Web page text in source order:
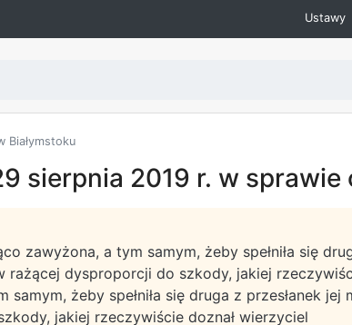
Ustawy
Białymstoku
sierpnia 2019 r. w sprawie
zawyżona, a tym samym, żeby spełniła się
dysproporcji do szkody, jakiej
żeby spełniła się druga z przesłanek
jakiej rzeczywiście doznał wierzyciel